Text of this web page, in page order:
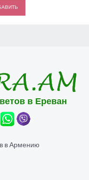
в Ереван
в Армению